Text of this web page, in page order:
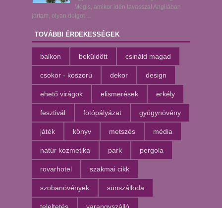
Mégis, amikor idén tavasszal Angliában
jártam, olyan dolgot ...
TOVÁBBI ÉRDEKESSÉGEK
balkon beküldött csináld magad
csokor - koszorú dekor design
ehető virágok elismerések erkély
fesztivál fotópályázat gyógynövény
játék könyv metszés média
natúr kozmetika park pergola
rovarhotel szakmai cikk
szobanövények sünszálloda
teleltetés varangyszálló